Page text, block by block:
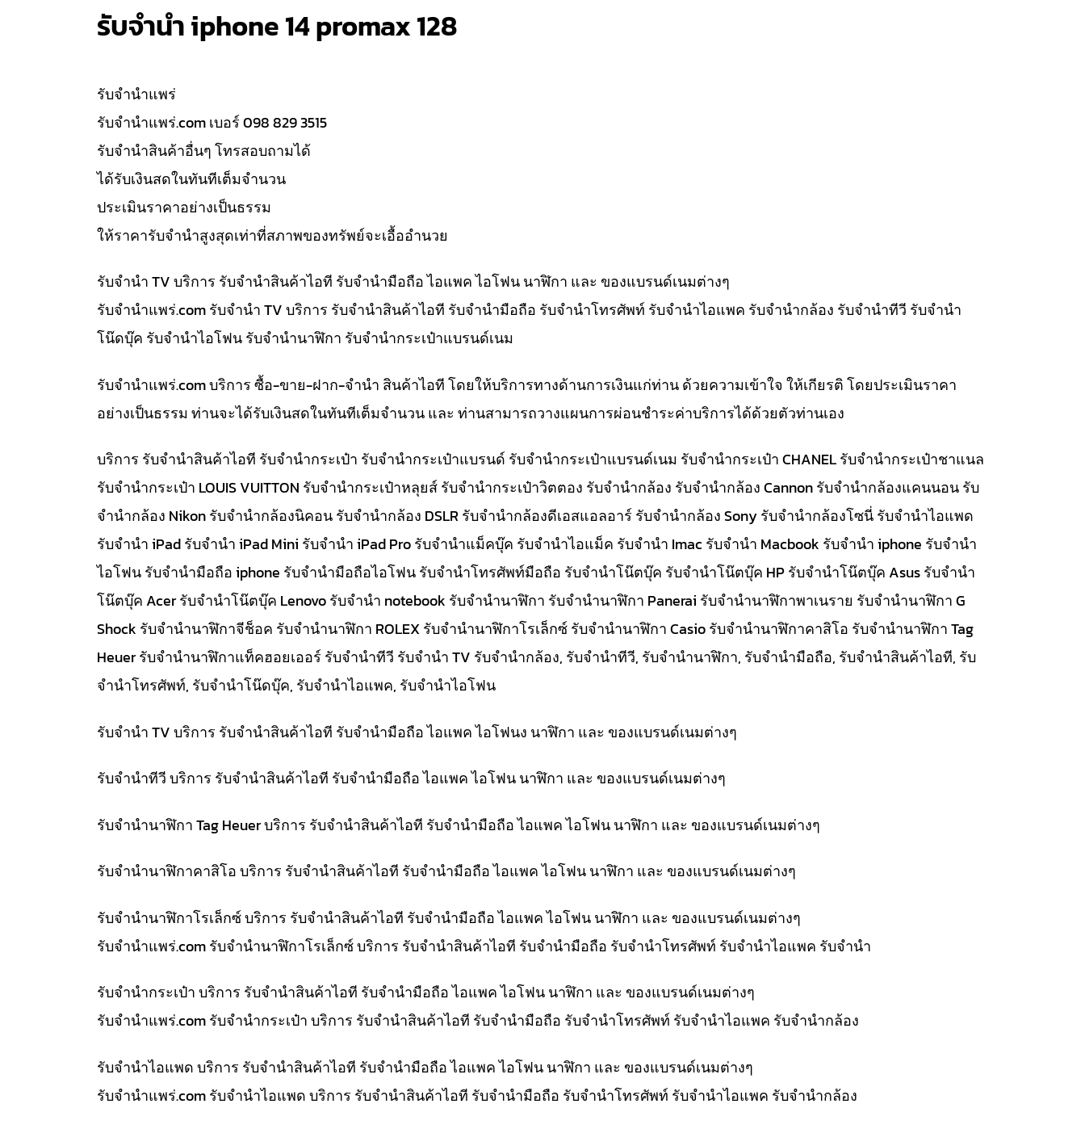
รับจำนำ iphone 14 promax 128
รับจํานำแพร่
รับจํานําแพร่.com เบอร์ 098 829 3515
รับจำนำสินค้าอื่นๆ โทรสอบถามได้
ได้รับเงินสดในทันทีเต็มจำนวน
ประเมินราคาอย่างเป็นธรรม
ให้ราคารับจำนำสูงสุดเท่าที่สภาพของทรัพย์จะเอื้ออำนวย
รับจำนำ TV บริการ รับจำนำสินค้าไอที รับจำนำมือถือ ไอแพค ไอโฟน นาฬิกา และ ของแบรนด์เนมต่างๆ
รับจํานําแพร่.com รับจำนำ TV บริการ รับจำนำสินค้าไอที รับจำนำมือถือ รับจำนำโทรศัพท์ รับจำนำไอแพค รับจำนำกล้อง รับจำนำทีวี รับจำนำ
โน๊ดบุ๊ค รับจำนำไอโฟน รับจำนำนาฬิกา รับจำนำกระเป๋าแบรนด์เนม
รับจํานําแพร่.com บริการ ซื้อ-ขาย-ฝาก-จำนำ สินค้าไอที โดยให้บริการทางด้านการเงินแก่ท่าน ด้วยความเข้าใจ ให้เกียรติ โดยประเมินราคา
อย่างเป็นธรรม ท่านจะได้รับเงินสดในทันทีเต็มจำนวน และ ท่านสามารถวางแผนการผ่อนชำระค่าบริการได้ด้วยตัวท่านเอง
บริการ รับจำนำสินค้าไอที รับจำนำกระเป๋า รับจำนำกระเป๋าแบรนด์ รับจำนำกระเป๋าแบรนด์เนม รับจำนำกระเป๋า CHANEL รับจำนำกระเป๋าชาแนล
รับจำนำกระเป๋า LOUIS VUITTON รับจำนำกระเป๋าหลุยส์ รับจำนำกระเป๋าวิตตอง รับจำนำกล้อง รับจำนำกล้อง Cannon รับจำนำกล้องแคนนอน รับ
จำนำกล้อง Nikon รับจำนำกล้องนิคอน รับจำนำกล้อง DSLR รับจำนำกล้องดีเอสแอลอาร์ รับจำนำกล้อง Sony รับจำนำกล้องโซนี่ รับจำนำไอแพด
รับจำนำ iPad รับจำนำ iPad Mini รับจำนำ iPad Pro รับจำนำแม็คบุ๊ค รับจำนำไอแม็ค รับจำนำ Imac รับจำนำ Macbook รับจำนำ iphone รับจำนำ
ไอโฟน รับจำนำมือถือ iphone รับจำนำมือถือไอโฟน รับจำนำโทรศัพท์มือถือ รับจำนำโน๊ตบุ๊ค รับจำนำโน๊ตบุ๊ค HP รับจำนำโน๊ตบุ๊ค Asus รับจำนำ
โน๊ตบุ๊ค Acer รับจำนำโน๊ตบุ๊ค Lenovo รับจำนำ notebook รับจำนำนาฬิกา รับจำนำนาฬิกา Panerai รับจำนำนาฬิกาพาเนราย รับจำนำนาฬิกา G
Shock รับจำนำนาฬิกาจีช็อค รับจำนำนาฬิกา ROLEX รับจำนำนาฬิกาโรเล็กซ์ รับจำนำนาฬิกา Casio รับจำนำนาฬิกาคาสิโอ รับจำนำนาฬิกา Tag
Heuer รับจำนำนาฬิกาแท็คฮอยเออร์ รับจำนำทีวี รับจำนำ TV รับจำนำกล้อง, รับจำนำทีวี, รับจำนำนาฬิกา, รับจำนำมือถือ, รับจำนำสินค้าไอที, รับ
จำนำโทรศัพท์, รับจำนำโน๊ดบุ๊ค, รับจำนำไอแพค, รับจำนำไอโฟน
รับจำนำ TV บริการ รับจำนำสินค้าไอที รับจำนำมือถือ ไอแพค ไอโฟนง นาฬิกา และ ของแบรนด์เนมต่างๆ
รับจำนำทีวี บริการ รับจำนำสินค้าไอที รับจำนำมือถือ ไอแพค ไอโฟน นาฬิกา และ ของแบรนด์เนมต่างๆ
รับจำนำนาฬิกา Tag Heuer บริการ รับจำนำสินค้าไอที รับจำนำมือถือ ไอแพค ไอโฟน นาฬิกา และ ของแบรนด์เนมต่างๆ
รับจำนำนาฬิกาคาสิโอ บริการ รับจำนำสินค้าไอที รับจำนำมือถือ ไอแพค ไอโฟน นาฬิกา และ ของแบรนด์เนมต่างๆ
รับจำนำนาฬิกาโรเล็กซ์ บริการ รับจำนำสินค้าไอที รับจำนำมือถือ ไอแพค ไอโฟน นาฬิกา และ ของแบรนด์เนมต่างๆ
รับจํานําแพร่.com รับจำนำนาฬิกาโรเล็กซ์ บริการ รับจำนำสินค้าไอที รับจำนำมือถือ รับจำนำโทรศัพท์ รับจำนำไอแพค รับจำนำ
รับจำนำกระเป๋า บริการ รับจำนำสินค้าไอที รับจำนำมือถือ ไอแพค ไอโฟน นาฬิกา และ ของแบรนด์เนมต่างๆ
รับจํานําแพร่.com รับจำนำกระเป๋า บริการ รับจำนำสินค้าไอที รับจำนำมือถือ รับจำนำโทรศัพท์ รับจำนำไอแพค รับจำนำกล้อง
รับจำนำไอแพด บริการ รับจำนำสินค้าไอที รับจำนำมือถือ ไอแพค ไอโฟน นาฬิกา และ ของแบรนด์เนมต่างๆ
รับจํานําแพร่.com รับจำนำไอแพด บริการ รับจำนำสินค้าไอที รับจำนำมือถือ รับจำนำโทรศัพท์ รับจำนำไอแพค รับจำนำกล้อง